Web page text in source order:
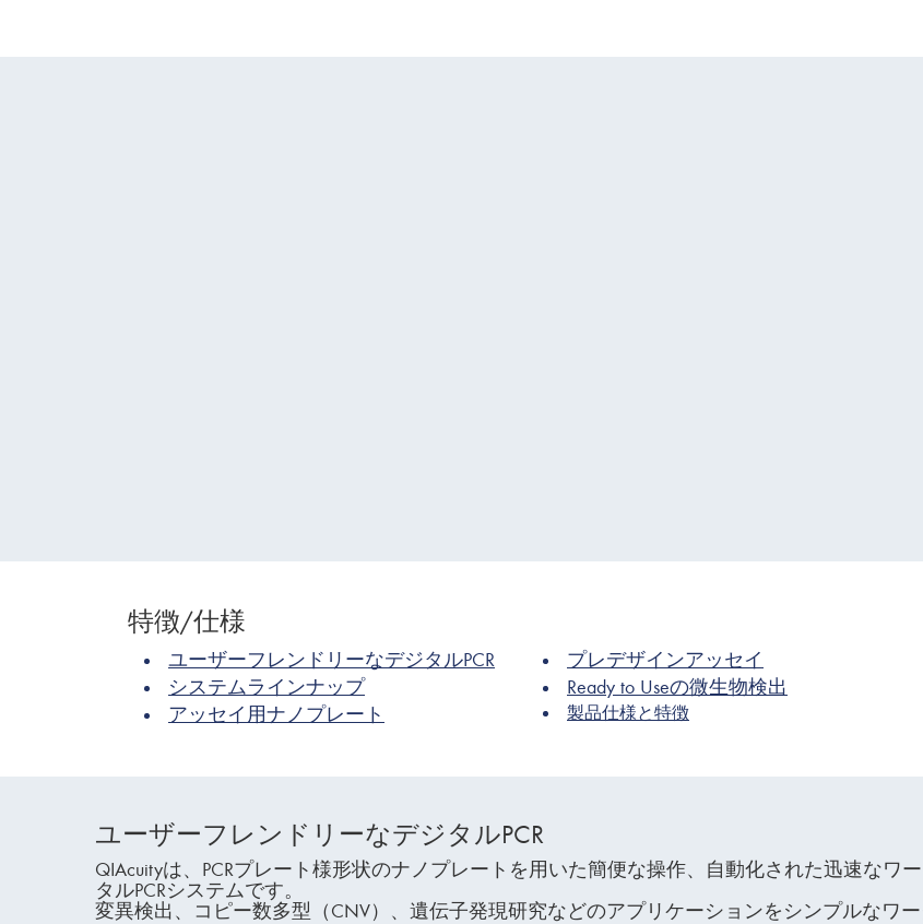
特徴/仕様
ユーザーフレンドリーなデジタルPCR
システムラインナップ
アッセイ用ナノプレート
プレデザインアッセイ
Ready to Useの微生物検出
製品仕様と特徴
ユーザーフレンドリーなデジタルPCR
QIAcuityは、PCRプレート様形状のナノプレートを用いた簡便な操作、自動化された迅速なワ
タルPCRシステムです。
変異検出、コピー数多型（CNV）、遺伝子発現研究などのアプリケーションをシンプルなワ